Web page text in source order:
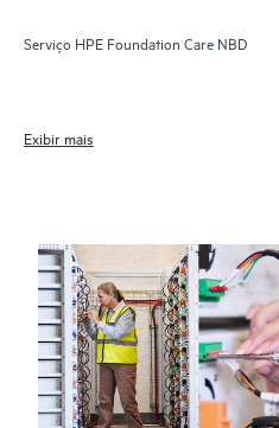
Serviço HPE Foundation Care NBD
Exibir mais